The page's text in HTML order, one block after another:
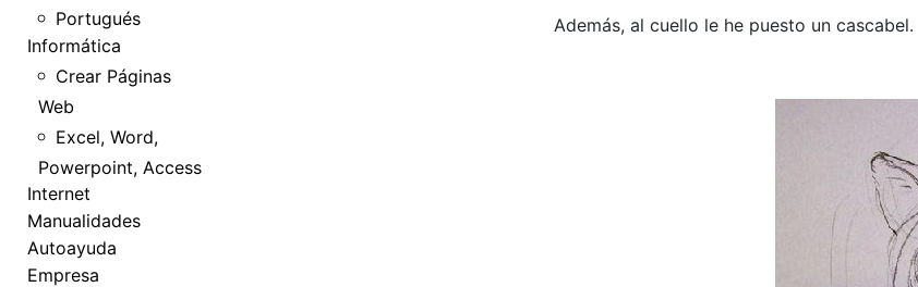
Portugués
Informática
Crear Páginas
Web
Excel, Word,
Powerpoint, Access
Internet
Manualidades
Autoayuda
Empresa
Además, al cuello le he puesto un cascabel.